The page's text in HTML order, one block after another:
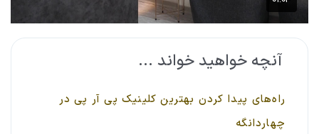
آنچه خواهید خواند ...
راه‌های پیدا کردن بهترین کلینیک پی آر پی در
چهاردانگه